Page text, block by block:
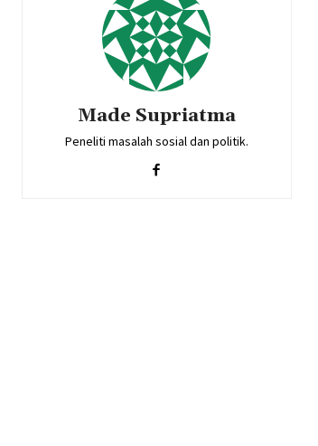
Made Supriatma
Peneliti masalah sosial dan politik.